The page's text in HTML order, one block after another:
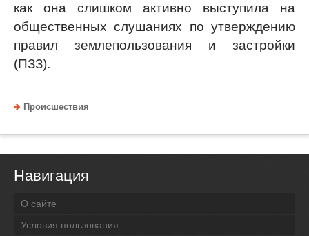
как она слишком активно выступила на
общественных слушаниях по утверждению
правил землепользования и застройки
(ПЗЗ).
Происшествия
Навигация
О сайте
Условия пользования